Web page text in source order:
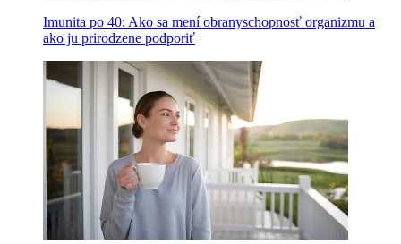
Imunita po 40: Ako sa mení obranyschopnosť organizmu a
ako ju prirodzene podporiť